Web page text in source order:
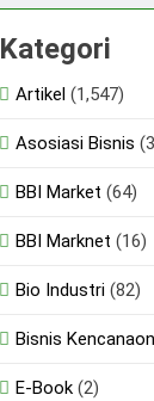
Kategori
Artikel (1,547)
Asosiasi Bisnis
BBI Market (64)
BBI Marknet (16)
Bio Industri (82)
Bisnis
E-Book (2)